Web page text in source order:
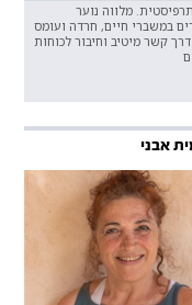
מלווה נוער
במשברי חיים, חרדה ועומס
קשר מיטיב וחיבור לכוחות
אבני